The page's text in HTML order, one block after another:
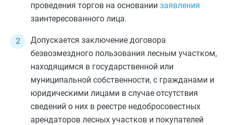
проведения торгов на основании заявления
заинтересованного лица.
Допускается заключение договора
безвозмездного пользования лесным участком,
находящимся в государственной или
муниципальной собственности, с гражданами и
юридическими лицами в случае отсутствия
сведений о них в реестре недобросовестных
арендаторов лесных участков и покупателей